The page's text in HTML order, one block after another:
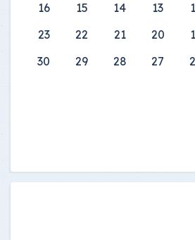
13
14
15
16
20
21
22
23
27
28
29
30